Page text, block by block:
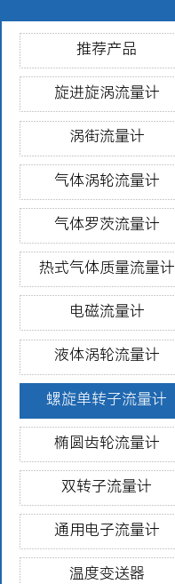
推荐产品
旋进旋涡流量计
涡街流量计
气体涡轮流量计
气体罗茨流量计
热式气体质量流量计
电磁流量计
液体涡轮流量计
螺旋单转子流量计
椭圆齿轮流量计
双转子流量计
通用电子流量计
温度变送器